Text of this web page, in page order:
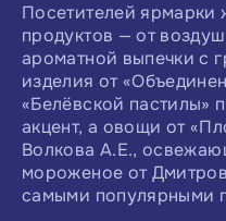
Посетителей ярмарки
продуктов — от
ароматной выпечки с
изделия от
«Белёвской пастилы»
акцент, а овощи от
Волкова А.Е.,
мороженое от
самыми популярными